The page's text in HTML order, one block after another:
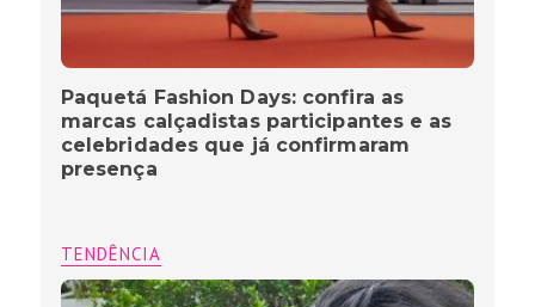
Paquetá Fashion Days: confira as
marcas calçadistas participantes e as
celebridades que já confirmaram
presença
TENDÊNCIA